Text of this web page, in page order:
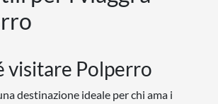
visitare Polperro
destinazione ideale per chi ama i